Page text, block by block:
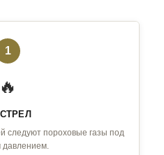
1
🔥
следуют пороховые газы под
давлением.